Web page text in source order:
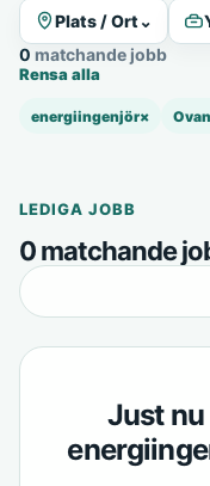
Plats / Ort ⌄
0 matchande jobb
Rensa alla
energiingenjör×
LEDIGA JOBB
0 matchande
Just